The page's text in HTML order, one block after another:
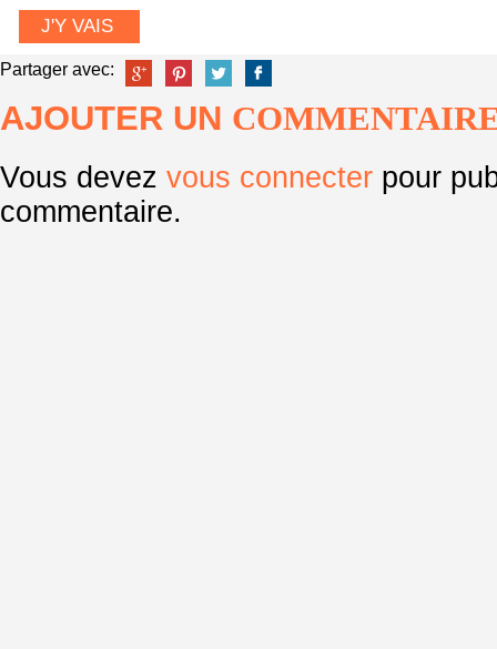
J'Y VAIS
Partager avec:
AJOUTER UN
Vous devez vous connecter pour
commentaire.